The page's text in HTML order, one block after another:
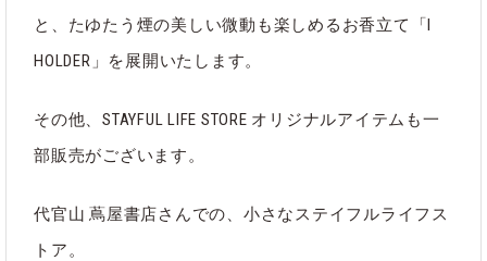
と、たゆたう煙の美しい微動も楽しめるお香立て「I
HOLDER」を展開いたします。
その他、STAYFUL LIFE STORE オリジナルアイテムも一
部販売がございます。
代官山 蔦屋書店さんでの、小さなステイフルライフス
トア。